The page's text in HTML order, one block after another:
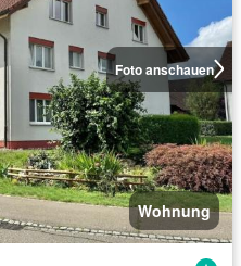
Foto anschauen
Wohnung